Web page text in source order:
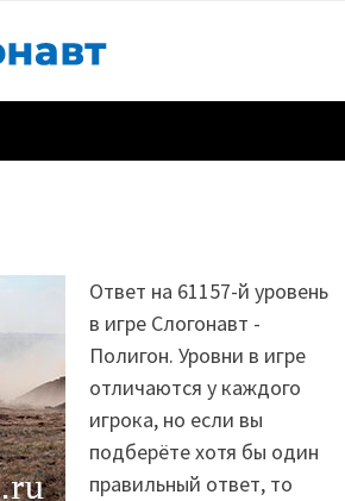
Ответ на 61157-й уровень
в игре Слогонавт -
Полигон. Уровни в игре
отличаются у каждого
игрока, но если вы
подберёте хотя бы один
правильный ответ, то